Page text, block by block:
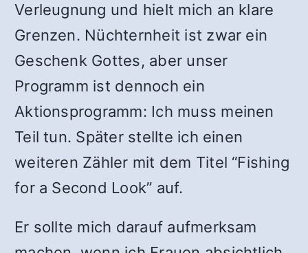
Verleugnung und hielt mich an klare
Grenzen. Nüchternheit ist zwar ein
Geschenk Gottes, aber unser
Programm ist dennoch ein
Aktionsprogramm: Ich muss meinen
Teil tun. Später stellte ich einen
weiteren Zähler mit dem Titel “Fishing
for a Second Look” auf.
Er sollte mich darauf aufmerksam